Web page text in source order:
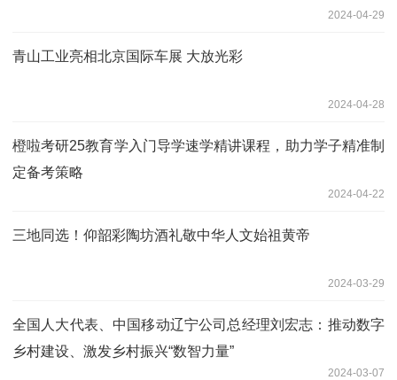
2024-04-29
青山工业亮相北京国际车展 大放光彩
2024-04-28
橙啦考研25教育学入门导学速学精讲课程，助力学子精准制
定备考策略
2024-04-22
三地同选！仰韶彩陶坊酒礼敬中华人文始祖黄帝
2024-03-29
全国人大代表、中国移动辽宁公司总经理刘宏志：推动数字
乡村建设、激发乡村振兴“数智力量”
2024-03-07